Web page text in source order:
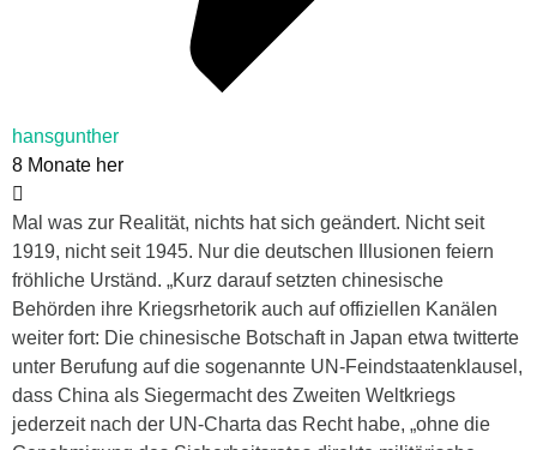
hansgunther
8 Monate her
Mal was zur Realität, nichts hat sich geändert. Nicht seit
1919, nicht seit 1945. Nur die deutschen Illusionen feiern
fröhliche Urständ. „Kurz darauf setzten chinesische
Behörden ihre Kriegsrhetorik auch auf offiziellen Kanälen
weiter fort: Die chinesische Botschaft in Japan etwa twitterte
unter Berufung auf die sogenannte UN-Feindstaatenklausel,
dass China als Siegermacht des Zweiten Weltkriegs
jederzeit nach der UN-Charta das Recht habe, „ohne die